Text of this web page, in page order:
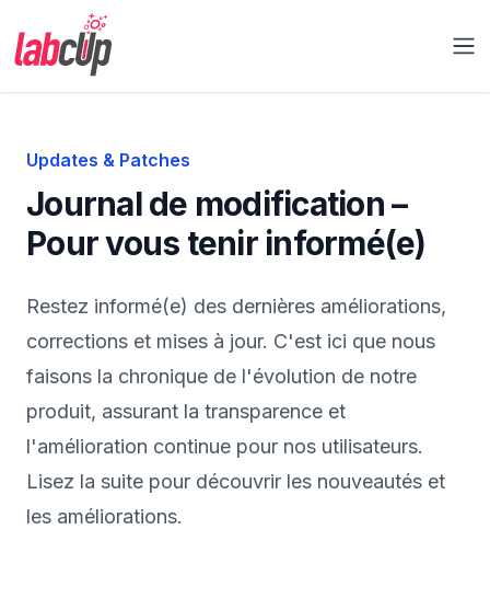
Labcup Ltd.
Updates & Patches
Journal de modification –
Pour vous tenir informé(e)
Restez informé(e) des dernières améliorations,
corrections et mises à jour. C'est ici que nous
faisons la chronique de l'évolution de notre
produit, assurant la transparence et
l'amélioration continue pour nos utilisateurs.
Lisez la suite pour découvrir les nouveautés et
les améliorations.